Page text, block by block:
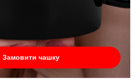
Замовити чашку